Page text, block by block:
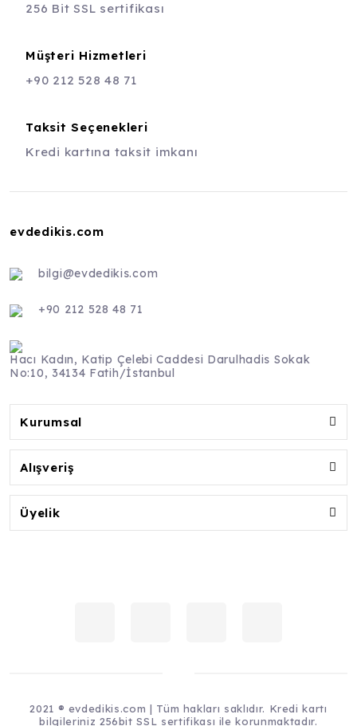
256 Bit SSL sertifikası
Müşteri Hizmetleri
+90 212 528 48 71
Taksit Seçenekleri
Kredi kartına taksit imkanı
evdedikis.com
bilgi@evdedikis.com
+90 212 528 48 71
Hacı Kadın, Katip Çelebi Caddesi Darulhadis Sokak
No:10, 34134 Fatih/İstanbul
Kurumsal
Alışveriş
Üyelik
2021 ® evdedikis.com | Tüm hakları saklıdır. Kredi kartı
bilgileriniz 256bit SSL sertifikası ile korunmaktadır.